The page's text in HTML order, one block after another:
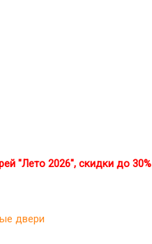
"Лето 2026", скидки до 30%
двери